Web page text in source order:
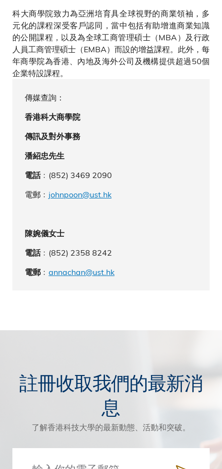
科大商學院致力為亞洲培育具全球視野的商業領袖，多
元化的課程深受客戶認同，當中包括有助增進商業知識
的公開課程，以及為全球工商管理碩士（MBA）及行政
人員工商管理碩士（EMBA）而設的增益課程。此外，每
年商學院為香港、內地及海外公司及機構提供超過50個
企業特設課程。
傳媒查詢：
香港科大商學院
傳訊及對外事務
潘紹忠先生
電話﹕(852) 3469 2090
電郵﹕ johnpoon@ust.hk
陳婉儀女士
電話﹕(852) 2358 8242
電郵 ﹕ annachan@ust.hk
註冊收取我們的最新消
息
了解香港科技大學的最新動態、活動和突破。